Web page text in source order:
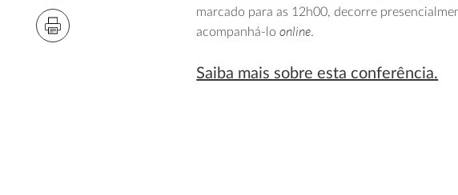
marcado para as 12h00, decorre
acompanhá-loonline.
Saiba mais sobre esta conferência.